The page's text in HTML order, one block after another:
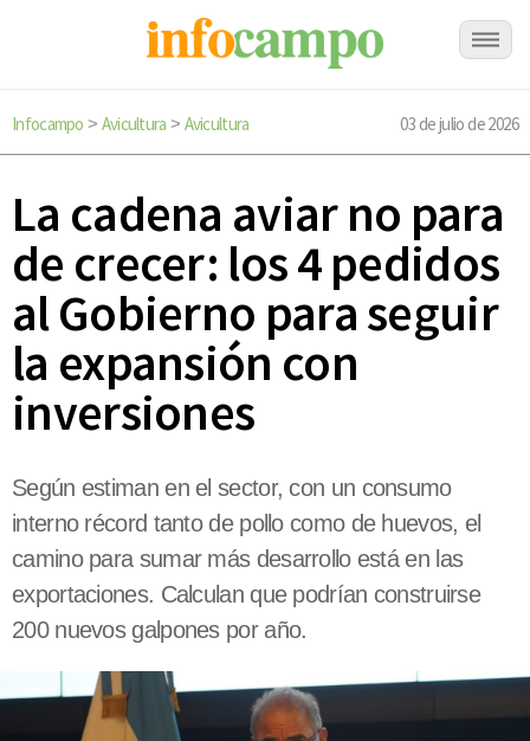
Infocampo > Avicultura > Avicultura 03 de julio de 2026
La cadena aviar no para
de crecer: los 4 pedidos
al Gobierno para seguir
la expansión con
inversiones
Según estiman en el sector, con un consumo
interno récord tanto de pollo como de huevos, el
camino para sumar más desarrollo está en las
exportaciones. Calculan que podrían construirse
200 nuevos galpones por año.